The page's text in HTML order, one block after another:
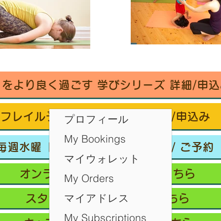
をより良く過ごす 学びシリーズ 詳細/申
フレイル予防ヨガ養成講座・詳細/申込み
週水曜「波音サンライズヨガ」 / ご予約
オンラインクラス/ご予約はこちら
スタジオ予約/体験の方はこちら
プロフィール
My Bookings
マイウォレット
My Orders
マイアドレス
My Subscriptions